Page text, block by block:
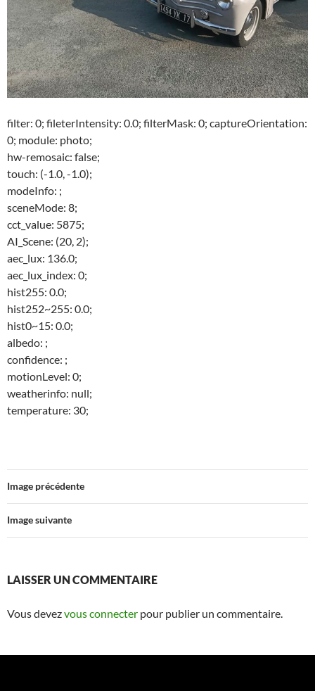
filter: 0; fileterIntensity: 0.0; filterMask: 0; captureOrientation:
0; module: photo;
hw-remosaic: false;
touch: (-1.0, -1.0);
modeInfo: ;
sceneMode: 8;
cct_value: 5875;
AI_Scene: (20, 2);
aec_lux: 136.0;
aec_lux_index: 0;
hist255: 0.0;
hist252~255: 0.0;
hist0~15: 0.0;
albedo: ;
confidence: ;
motionLevel: 0;
weatherinfo: null;
temperature: 30;
Image précédente
Image suivante
LAISSER UN COMMENTAIRE
Vous devezvous connecter pour publier un commentaire.